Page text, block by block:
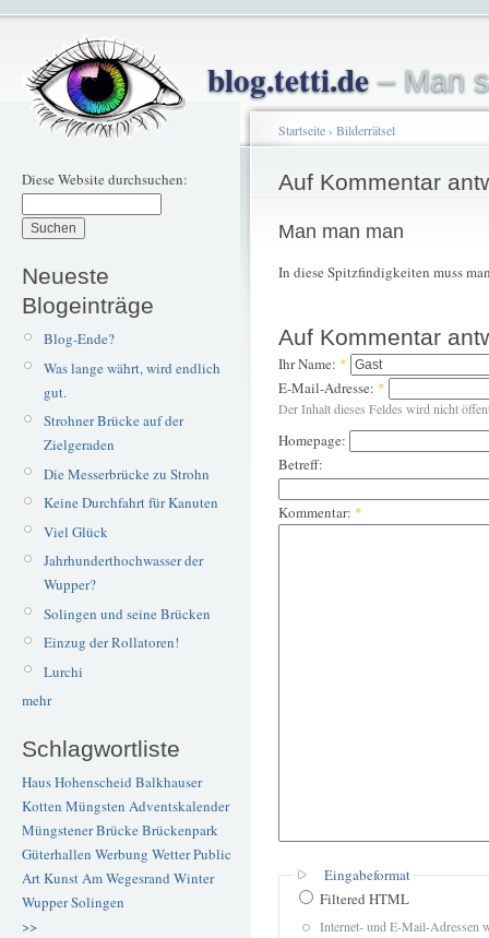
blog.tetti.de– Man
Diese Website durchsuchen:
Neueste
Blogeinträge
Blog-Ende?
Was lange währt, wird endlich
gut.
Strohner Brücke auf der
Zielgeraden
Die Messerbrücke zu Strohn
Keine Durchfahrt für Kanuten
Viel Glück
Jahrhunderthochwasser der
Wupper?
Solingen und seine Brücken
Einzug der Rollatoren!
Lurchi
mehr
Schlagwortliste
Haus Hohenscheid Balkhauser
Kotten Müngsten Adventskalender
Müngstener BrückeBrückenpark
Güterhallen Werbung WetterPublic
ArtKunstAm Wegesrand Winter
WupperSolingen
>>
Startseite› Bilderrätsel
Auf Kommentar
Man man man
In diese Spitzfindigkeiten muss
Auf Kommentar
Ihr Name: *
E-Mail-Adresse: *
Der Inhalt dieses Feldes wird nicht
Homepage:
Betreff:
Kommentar: *
Eingabeformat
Filtered HTML
Internet- und E-Mail-Adressen